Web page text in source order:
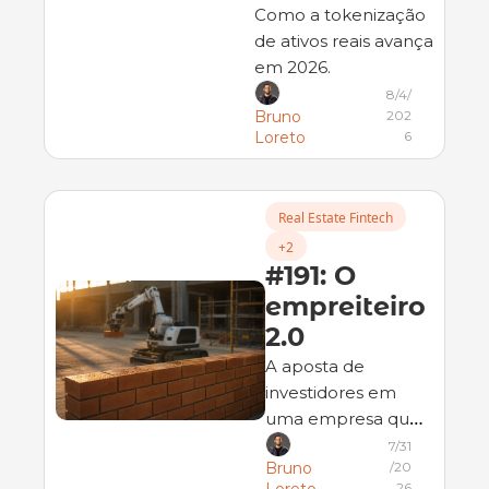
Como a tokenização
de ativos reais avança
em 2026.
Bruno
Loreto
8/4/
202
6
Real Estate Fintech
+2
#191: O
empreiteiro
2.0
A aposta de
investidores em
uma empresa que
combina IA e
robótica para
Bruno
7/31
/20